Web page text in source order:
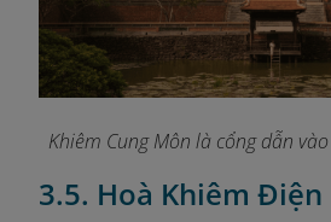
Khiêm Cung Môn là cổng dẫn
3.5. Hoà Khiêm Điện